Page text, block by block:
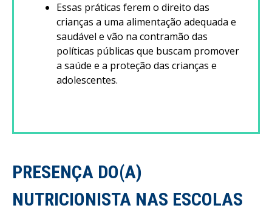
Essas práticas ferem o direito das
crianças a uma alimentação adequada e
saudável e vão na contramão das
políticas públicas que buscam promover
a saúde e a proteção das crianças e
adolescentes.
PRESENÇA DO(A)
NUTRICIONISTA NAS ESCOLAS